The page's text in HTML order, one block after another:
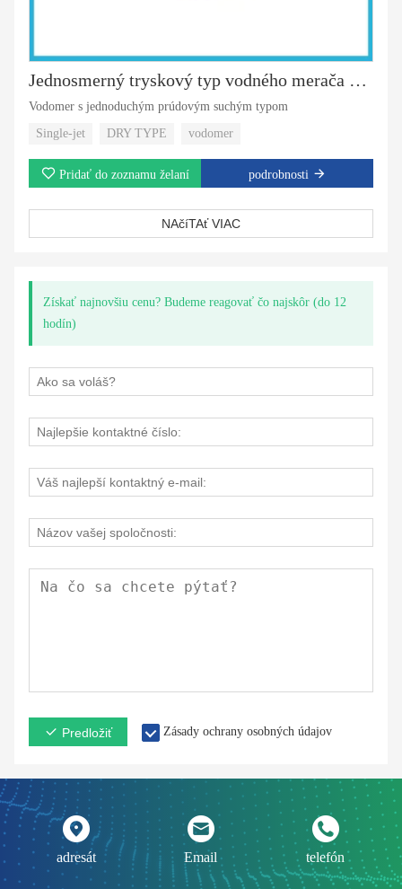
Jednosmerný tryskový typ vodného merača MID Certifikovaný
Vodomer s jednoduchým prúdovým suchým typom
Single-jet
DRY TYPE vodomer
Pridať do zoznamu želaní podrobnosti
NAčíTAť VIAC
Získať najnovšiu cenu? Budeme reagovať čo najskôr (do 12
hodín)
Predložiť Zásady ochrany osobných údajov
adresát Email telefón